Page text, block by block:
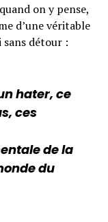
on y pense,
d’une véritable
sans détour :
hater, ce
ces
de la
du